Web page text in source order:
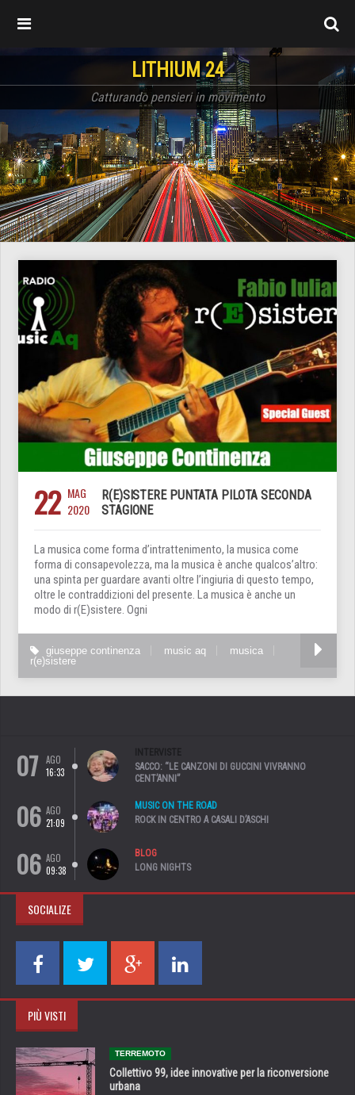
LITHIUM 24
Catturando pensieri in movimento
22 MAG
2020
R(E)SISTERE PUNTATA PILOTA SECONDA
STAGIONE
La musica come forma d’intrattenimento, la musica come
forma di consapevolezza, ma la musica è anche qualcos’altro:
una spinta per guardare avanti oltre l’ingiuria di questo tempo,
oltre le contraddizioni del presente. La musica è anche un
modo di r(E)sistere. Ogni
giuseppe continenza music aq
musica
r(e)sistere
07
AGO
16:33
INTERVISTE
SACCO: “LE CANZONI DI GUCCINI VIVRANNO
CENT’ANNI”
06 AGO
21:09
MUSIC ON THE ROAD
ROCK IN CENTRO A CASALI D’ASCHI
06 AGO
09:38
BLOG
LONG NIGHTS
SOCIALIZE
PIÙ VISTI
TERREMOTO
Collettivo 99, idee innovative per la riconversione
urbana